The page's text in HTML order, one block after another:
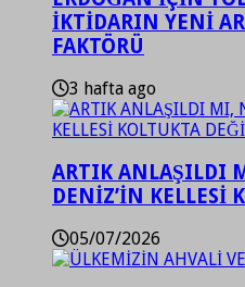
İKTİDARIN YENİ
FAKTÖRÜ
3 hafta ago
ARTIK ANLAŞILDI
DENİZ’İN KELLESİ
05/07/2026